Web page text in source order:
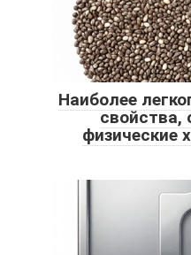
Наиболее
свойства,
физические